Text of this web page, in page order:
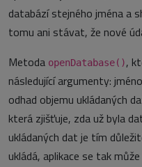
databází stejného jména a
tomu ani stávat, že nové
Metoda openDatabase(),
následující argumenty:
odhad objemu ukládaných
která zjišťuje, zda už byla
ukládaných dat je tím
ukládá, aplikace se tak